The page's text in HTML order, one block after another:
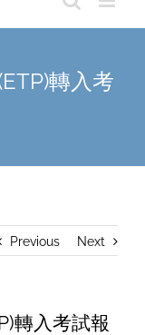
轉入考
Previous Next
轉入考試報